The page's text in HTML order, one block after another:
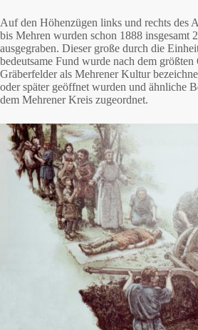
Auf den Höhenzügen links und rechts des
bis Mehren wurden schon 1888 insgesamt
ausgegraben. Dieser große durch die
bedeutsame Fund wurde nach dem
Gräberfelder als Mehrener Kultur
oder später geöffnet wurden und ähnliche
dem Mehrener Kreis zugeordnet.